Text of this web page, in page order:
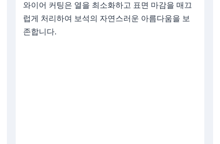
와이어 커팅은 열을 최소화하고 표면 마감을 매끄
럽게 처리하여 보석의 자연스러운 아름다움을 보
존합니다.